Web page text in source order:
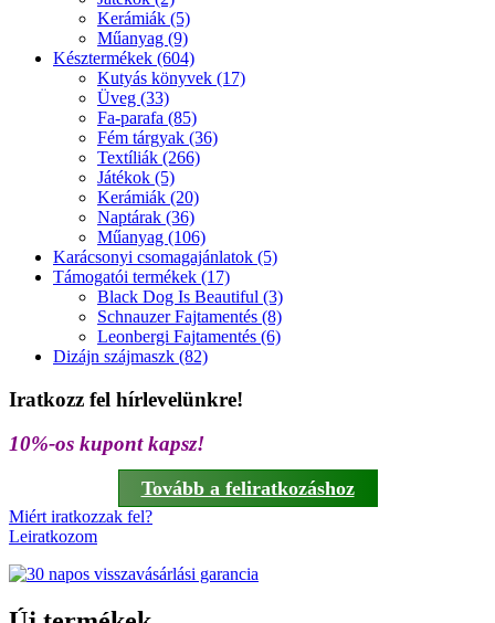
Kerámiák (5)
Műanyag (9)
Késztermékek (604)
Kutyás könyvek (17)
Üveg (33)
Fa-parafa (85)
Fém tárgyak (36)
Textíliák (266)
Játékok (5)
Kerámiák (20)
Naptárak (36)
Műanyag (106)
Karácsonyi csomagajánlatok (5)
Támogatói termékek (17)
Black Dog Is Beautiful (3)
Schnauzer Fajtamentés (8)
Leonbergi Fajtamentés (6)
Dizájn szájmaszk (82)
Iratkozz fel hírlevelünkre!
10%-os kupont kapsz!
Tovább a feliratkozáshoz
Miért iratkozzak fel?
Leiratkozom